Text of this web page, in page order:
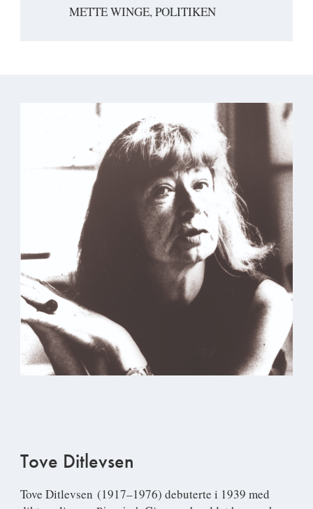
METTE WINGE, POLITIKEN
Tove Ditlevsen
Tove Ditlevsen (1917–1976) debuterte i 1939 med